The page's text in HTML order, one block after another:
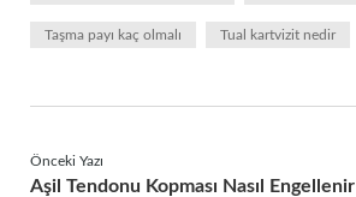
Taşma payı kaç olmalı Tual kartvizit nedir
Önceki Yazı
Aşil Tendonu Kopması Nasıl Engellenir